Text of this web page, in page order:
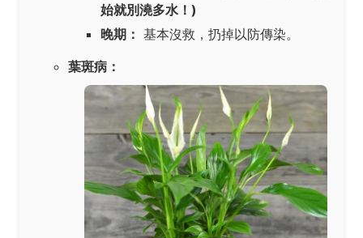
始就別澆多水！)
晚期： 基本沒救，扔掉以防傳染。
葉斑病：